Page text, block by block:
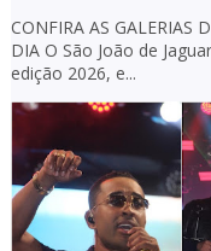
CONFIRA AS GALERIAS
DIA O São João de
edição 2026, e...